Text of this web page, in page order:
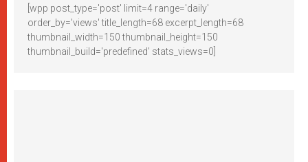
[wpp post_type='post' limit=4 range='daily'
order_by='views' title_length=68 excerpt_length=68
thumbnail_width=150 thumbnail_height=150
thumbnail_build='predefined' stats_views=0]